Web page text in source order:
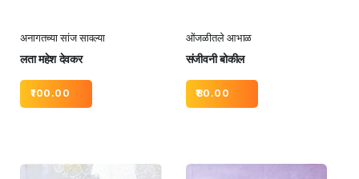
अनागतच्या सांज सावल्या
लता महेश देवकर
100.00
ओंजळीतले आभाळ
संजीवनी बोकील
80.00